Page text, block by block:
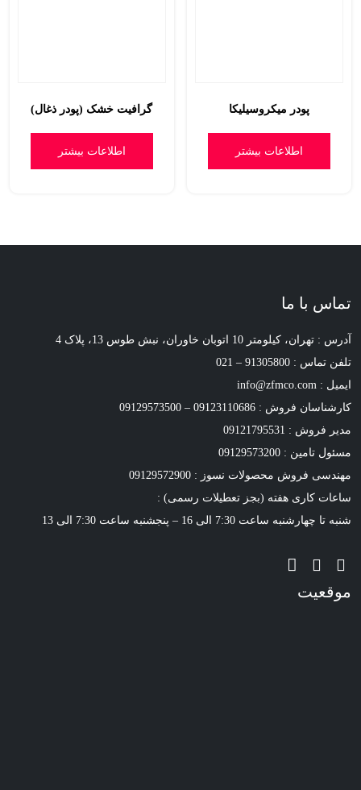
پودر میکروسیلیکا
اطلاعات بیشتر
گرافیت خشک (پودر ذغال)
اطلاعات بیشتر
تماس با ما
آدرس : تهران، کیلومتر 10 اتوبان خاوران، نبش طوس 13، پلاک 4
تلفن تماس : 91305800 – 021
ایمیل : info@zfmco.com
کارشناسان فروش : 09123110686 – 09129573500
مدیر فروش : 09121795531
مسئول تامین : 09129573200
مهندسی فروش محصولات نسوز : 09129572900
ساعات کاری هفته (بجز تعطیلات رسمی) :
شنبه تا چهارشنبه ساعت 7:30 الی 16 – پنجشنبه ساعت 7:30 الی 13
موقعیت